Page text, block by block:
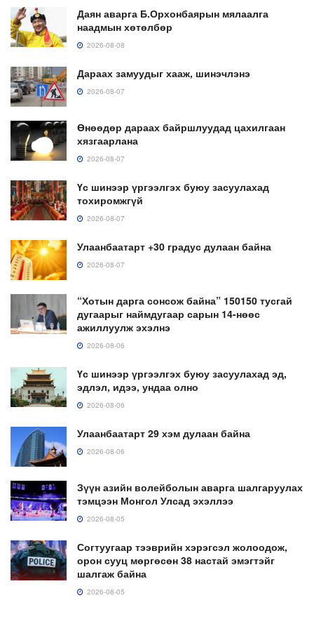
Даян аварга Б.Орхонбаярын мялаалга
наадмын хөтөлбөр
2026-08-08
Дараах замуудыг хааж, шинэчлэнэ
2026-08-07
Өнөөдөр дараах байршлуудад цахилгаан
хязгаарлана
2026-08-07
Үс шинээр үргээлгэх буюу засуулахад
тохиромжгүй
2026-08-07
Улаанбаатарт +30 градус дулаан байна
2026-08-07
“Хотын дарга сонсож байна” 150150 тусгай
дугаарыг наймдугаар сарын 14-нөөс
ажиллуулж эхэлнэ
2026-08-06
Үс шинээр үргээлгэх буюу засуулахад эд,
эдлэл, идээ, ундаа олно
2026-08-06
Улаанбаатарт 29 хэм дулаан байна
2026-08-06
Зүүн азийн волейболын аварга шалгаруулах
тэмцээн Монгол Улсад эхэллээ
2026-08-05
Согтуугаар тээврийн хэрэгсэл жолоодож,
орон сууц мөргөсөн 38 настай эмэгтэйг
шалгаж байна
2026-08-05